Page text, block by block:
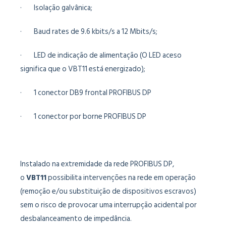
· Isolação galvânica;
· Baud rates de 9.6 kbits/s a 12 Mbits/s;
· LED de indicação de alimentação (O LED aceso
significa que o VBT11 está energizado);
· 1 conector DB9 frontal PROFIBUS DP
· 1 conector por borne PROFIBUS DP
Instalado na extremidade da rede PROFIBUS DP,
oVBT11possibilita intervenções na rede em operação
(remoção e/ou substituição de dispositivos escravos)
sem o risco de provocar uma interrupção acidental por
desbalanceamento de impedância.